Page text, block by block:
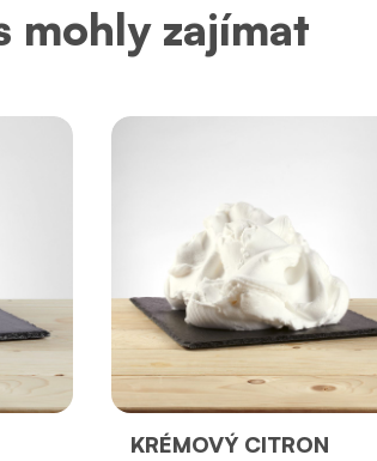
mohly zajímat
KRÉMOVÝ CITRON